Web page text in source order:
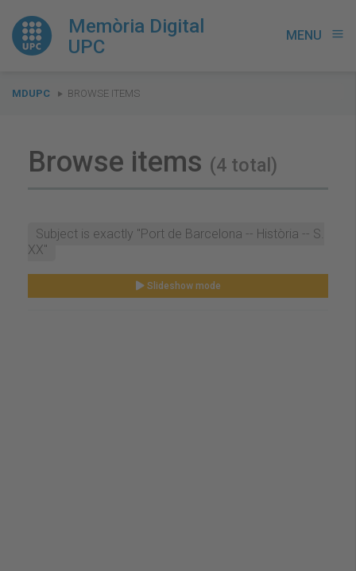
Memòria Digital
UPC
MENU menu
You
MDUPC BROWSE ITEMS
Browse items (4 total)
Subject is exactly "Port de Barcelona -- Història -- S.
XX"
Slideshow mode